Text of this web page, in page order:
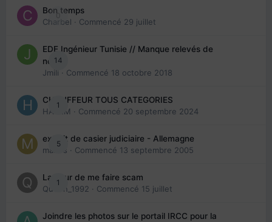
0
Bon temps
Charbel · Commencé 29 juillet
14
EDE Ingénieur Tunisie // Manque relevés de
note
Jmili · Commencé 18 octobre 2018
1
CHAUFFEUR TOUS CATEGORIES
HAZEM · Commencé 20 septembre 2024
5
extrait de casier judiciaire - Allemagne
maries · Commencé 13 septembre 2005
1
La peur de me faire scam
Queen_1992 · Commencé 15 juillet
Joindre les photos sur le portail IRCC pour la